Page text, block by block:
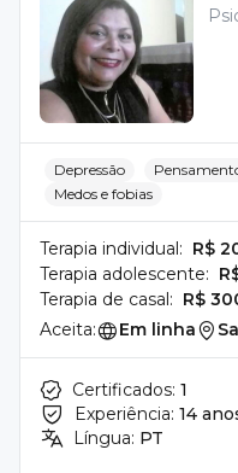
Depressão
Medos e fobias
Terapia individual: R$
Terapia adolescente:
Terapia de casal: R$
Aceita:
Em linha
Certificados: 1
Experiência: 14
Língua: PT